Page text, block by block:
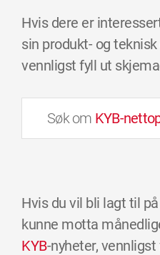
Hvis dere er
sin produkt- og
vennligst fyll ut
Søk om KYB-
Hvis du vil bli lagt til
kunne motta
KYB-nyheter,